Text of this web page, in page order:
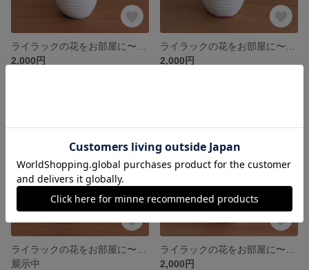
2,000円
2,000円
展示中
2,000円